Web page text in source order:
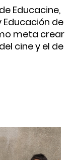
Educacine,
Educación de
meta crear
cine y el de